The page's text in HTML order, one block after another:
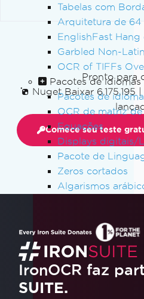
Tabelas com
Arquitetura de 64
EnglishFast Hang
Garbled Non-
OCR of TIFFs
Pacotes de idiomas
Pacotes de
OCR de matriz
Equações
Displays digitais/
Pacote de
Zeros cortados
Algarismos
libgdiplus
Lógica de fallback
Alternativas para
(.NET 7 e
Pasta de tempos
Pronto para
Nuget Baixar 6,175,195
Comece seu teste
IronOCR faz
SUITE.